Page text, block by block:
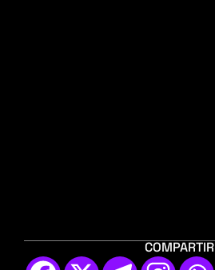
COMPARTIR